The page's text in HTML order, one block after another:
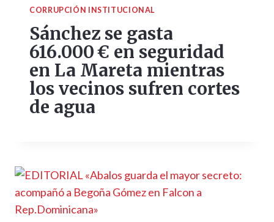
CORRUPCIÓN INSTITUCIONAL
Sánchez se gasta
616.000 € en seguridad
en La Mareta mientras
los vecinos sufren cortes
de agua